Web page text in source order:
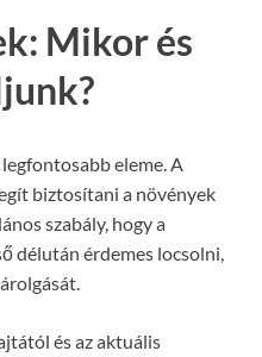
Mikor és
eleme. A
biztosítani a növények
szabály, hogy a
délután érdemes locsolni,
és az aktuális